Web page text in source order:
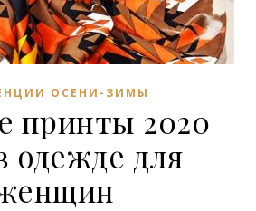
ОСЕНИ-ЗИМЫ
принты 2020
одежде для